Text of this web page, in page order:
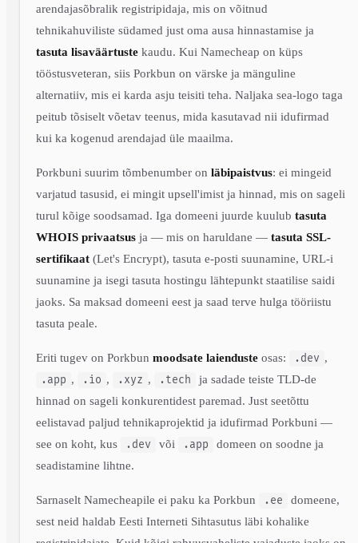
arendajasõbralik registripidaja, mis on võitnud
tehnikahuviliste südamed just oma ausa hinnastamise ja
tasuta lisaväärtuste kaudu. Kui Namecheap on küps
tööstusveteran, siis Porkbun on värske ja mänguline
alternatiiv, mis ei karda asju teisiti teha. Naljaka sea-logo taga
peitub tõsiselt võetav teenus, mida kasutavad nii idufirmad
kui ka kogenud arendajad üle maailma.
Porkbuni suurim tõmbenumber on läbipaistvus: ei mingeid
varjatud tasusid, ei mingit upsell'imist ja hinnad, mis on sageli
turul kõige soodsamad. Iga domeeni juurde kuulub tasuta
WHOIS privaatsus ja — mis on haruldane — tasuta SSL-
sertifikaat (Let's Encrypt), tasuta e-posti suunamine, URL-i
suunamine ja isegi tasuta hostingu lähtepunkt staatilise saidi
jaoks. Sa maksad domeeni eest ja saad terve hulga tööriistu
tasuta peale.
Eriti tugev on Porkbun moodsate laienduste osas: .dev ,
.app , .io , .xyz , .tech
ja sadade teiste TLD-de
hinnad on sageli konkurentidest paremad. Just seetõttu
eelistavad paljud tehnikaprojektid ja idufirmad Porkbuni —
see on koht, kus
.dev või .app
domeen on soodne ja
seadistamine lihtne.
Sarnaselt Namecheapile ei paku ka Porkbun .ee
domeene,
sest neid haldab Eesti Interneti Sihtasutus läbi kohalike